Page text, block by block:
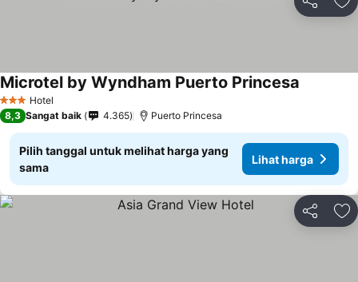
Bagikan
3 BintangHotel
Microtel by Wyndham Puerto Princesa
8,3 Sangat baik 4.365 Puerto Princesa
Pilih tanggal untuk melihat harga yang
sama
Lihat harga
Bagikan